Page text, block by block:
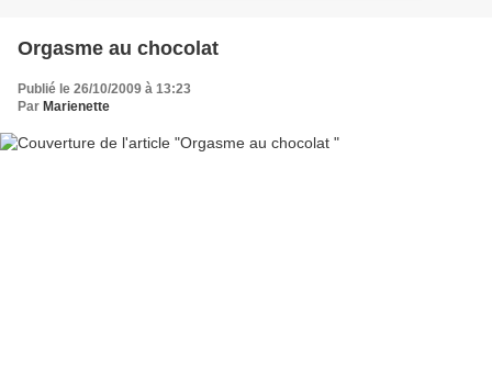
Orgasme au chocolat
Publié le 26/10/2009 à 13:23
Par Marienette